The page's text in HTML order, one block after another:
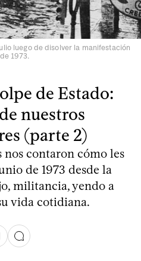
luego de disolver la manifestación
1973.
de Estado:
nuestros
(parte 2)
nos contaron cómo les
de 1973 desde la
militancia, yendo a
vida cotidiana.